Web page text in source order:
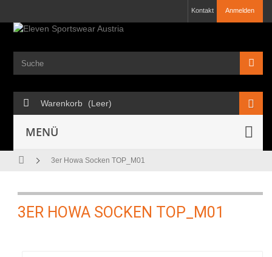
Anmelden
Kontakt
Warenkorb (Leer)
MENÜ
3er Howa Socken TOP_M01
3ER HOWA SOCKEN TOP_M01